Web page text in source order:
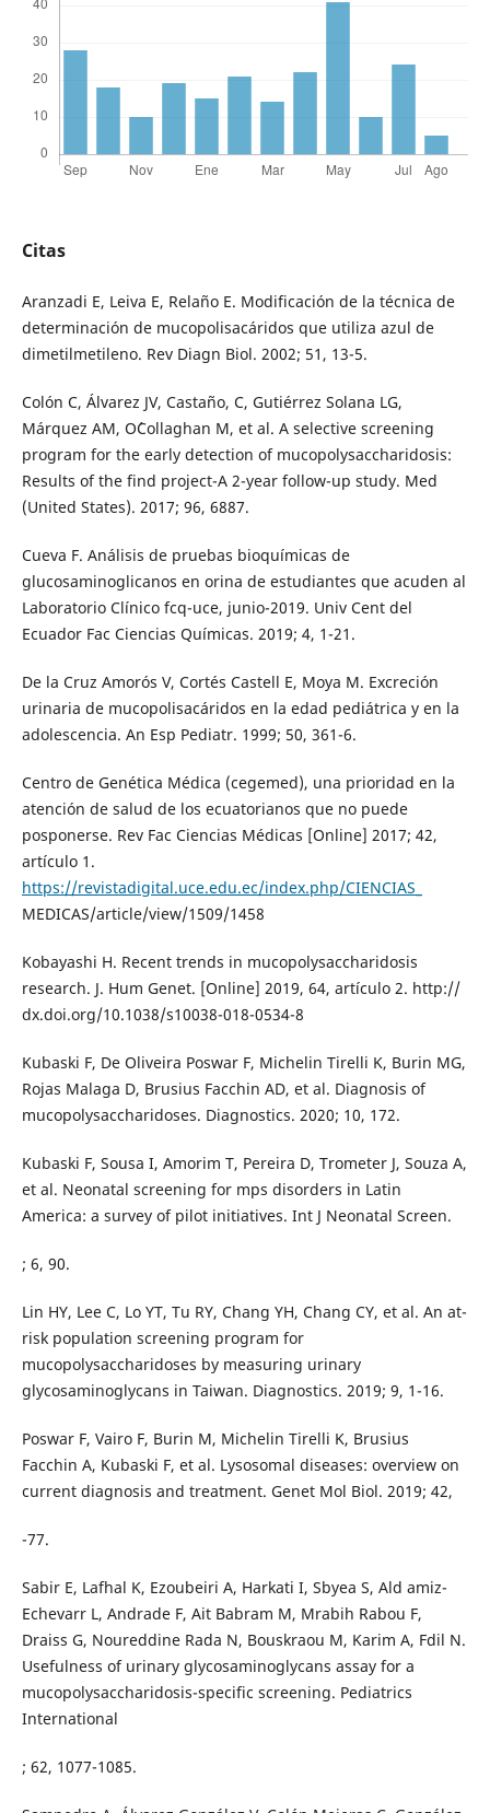
Citas
Aranzadi E, Leiva E, Relaño E. Modificación de la técnica de
determinación de mucopolisacáridos que utiliza azul de
dimetilmetileno. Rev Diagn Biol. 2002; 51, 13-5.
Colón C, Álvarez JV, Castaño, C, Gutiérrez Solana LG,
Márquez AM, O´Collaghan M, et al. A selective screening
program for the early detection of mucopolysaccharidosis:
Results of the find project-A 2-year follow-up study. Med
(United States). 2017; 96, 6887.
Cueva F. Análisis de pruebas bioquímicas de
glucosaminoglicanos en orina de estudiantes que acuden al
Laboratorio Clínico fcq-uce, junio-2019. Univ Cent del
Ecuador Fac Ciencias Químicas. 2019; 4, 1-21.
De la Cruz Amorós V, Cortés Castell E, Moya M. Excreción
urinaria de mucopolisacáridos en la edad pediátrica y en la
adolescencia. An Esp Pediatr. 1999; 50, 361-6.
Centro de Genética Médica (cegemed), una prioridad en la
atención de salud de los ecuatorianos que no puede
posponerse. Rev Fac Ciencias Médicas [Online] 2017; 42,
artículo 1.
https://revistadigital.uce.edu.ec/index.php/CIENCIAS_
MEDICAS/article/view/1509/1458
Kobayashi H. Recent trends in mucopolysaccharidosis
research. J. Hum Genet. [Online] 2019, 64, artículo 2. http://
dx.doi.org/10.1038/s10038-018-0534-8
Kubaski F, De Oliveira Poswar F, Michelin Tirelli K, Burin MG,
Rojas Malaga D, Brusius Facchin AD, et al. Diagnosis of
mucopolysaccharidoses. Diagnostics. 2020; 10, 172.
Kubaski F, Sousa I, Amorim T, Pereira D, Trometer J, Souza A,
et al. Neonatal screening for mps disorders in Latin
America: a survey of pilot initiatives. Int J Neonatal Screen.
; 6, 90.
Lin HY, Lee C, Lo YT, Tu RY, Chang YH, Chang CY, et al. An at-
risk population screening program for
mucopolysaccharidoses by measuring urinary
glycosaminoglycans in Taiwan. Diagnostics. 2019; 9, 1-16.
Poswar F, Vairo F, Burin M, Michelin Tirelli K, Brusius
Facchin A, Kubaski F, et al. Lysosomal diseases: overview on
current diagnosis and treatment. Genet Mol Biol. 2019; 42,
-77.
Sabir E, Lafhal K, Ezoubeiri A, Harkati I, Sbyea S, Ald amiz-
Echevarr L, Andrade F, Ait Babram M, Mrabih Rabou F,
Draiss G, Noureddine Rada N, Bouskraou M, Karim A, Fdil N.
Usefulness of urinary glycosaminoglycans assay for a
mucopolysaccharidosis-specific screening. Pediatrics
International
; 62, 1077-1085.